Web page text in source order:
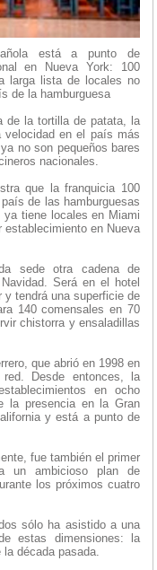
está a punto de
en Nueva York: 100
larga lista de locales no
de la hamburguesa
de la tortilla de patata, la
velocidad en el país más
no son pequeños bares
nacionales.
que la franquicia 100
de las hamburguesas
tiene locales en Miami
establecimiento en Nueva
sede otra cadena de
Será en el hotel
tendrá una superficie de
140 comensales en 70
chistorra y ensaladillas
que abrió en 1998 en
Desde entonces, la
en ocho
la presencia en la Gran
y está a punto de
fue también el primer
un ambicioso plan de
los próximos cuatro
sólo ha asistido a una
estas dimensiones: la
década pasada.